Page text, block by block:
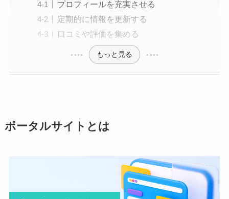
プロフィールを充実させる
定期的に情報を更新する
口コミや評価を集める
もっと見る
ポータルサイトとは